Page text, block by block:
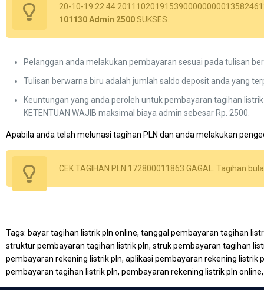
20-10-19 22:44
101130 Admin 2500SUKSES.
Pelanggan anda melakukan pembayaran sesuai pada tulisan
Tulisan berwarna biru adalah jumlah saldo deposit anda yang
Keuntungan yang anda peroleh untuk pembayaran tagihan
KETENTUAN WAJIB maksimal biaya admin sebesar Rp. 2500.
Apabila anda telah melunasi tagihan PLN dan anda melakukan
CEK TAGIHAN PLN 172800011863 GAGAL. Tagihan
Tags: bayar tagihan listrik pln online, tanggal pembayaran tagihan
struktur pembayaran tagihan listrik pln, struk pembayaran tagihan
pembayaran rekening listrik pln, aplikasi pembayaran rekening
pembayaran tagihan listrik pln, pembayaran rekening listrik pln